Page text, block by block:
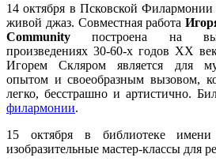
14 октября в Псковской
живой джаз. Совместная работа
Community построена на
произведениях 30-60-х годов ХХ
Игорем Скляром является для
опытом и своеобразным вызовом,
легко, бесстрашно и артистично.
филармонии.
15 октября в библиотеке
изобразительные мастер-классы для